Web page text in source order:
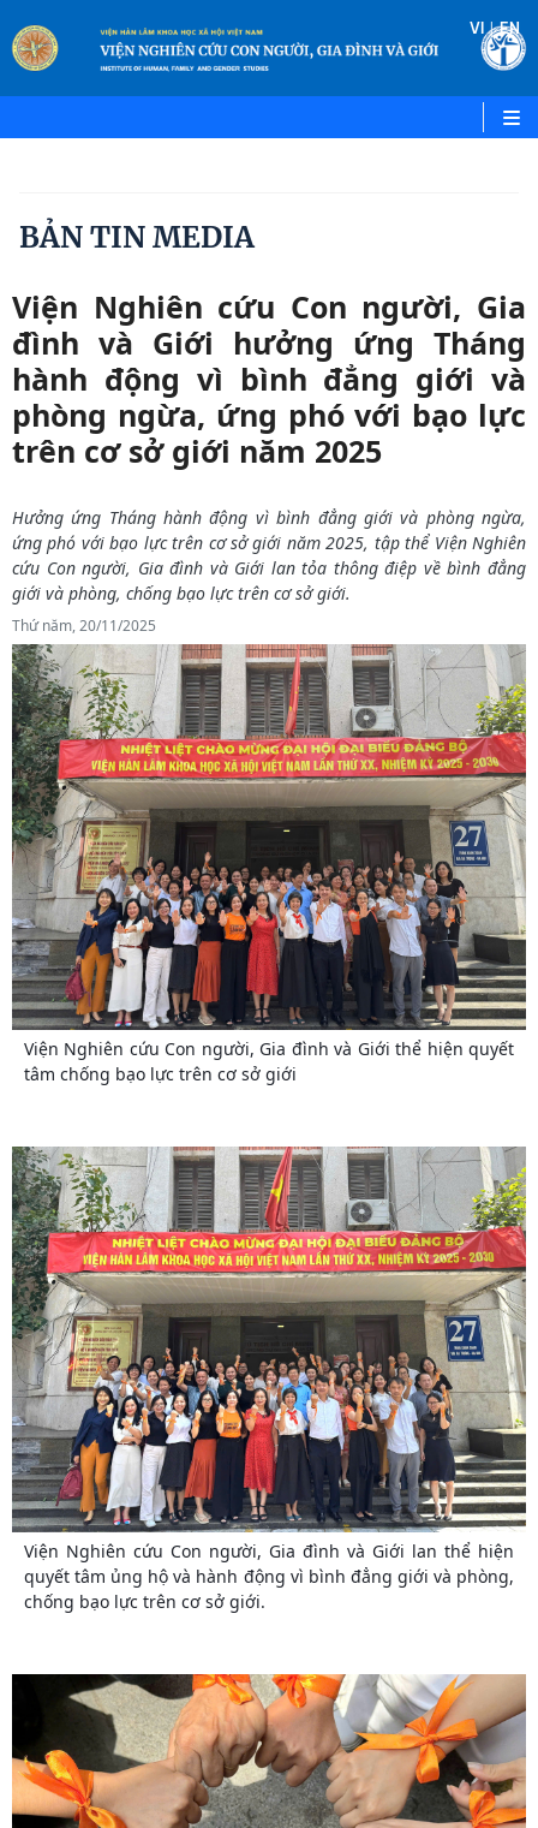
VI |EN
BẢN TIN MEDIA
Viện Nghiên cứu Con người, Gia
đình và Giới hưởng ứng Tháng
hành động vì bình đẳng giới và
phòng ngừa, ứng phó với bạo lực
trên cơ sở giới năm 2025
Hưởng ứng Tháng hành động vì bình đẳng giới và phòng ngừa,
ứng phó với bạo lực trên cơ sở giới năm 2025, tập thể Viện Nghiên
cứu Con người, Gia đình và Giới lan tỏa thông điệp về bình đẳng
giới và phòng, chống bạo lực trên cơ sở giới.
Thứ năm, 20/11/2025
Viện Nghiên cứu Con người, Gia đình và Giới thể hiện quyết
tâm chống bạo lực trên cơ sở giới
Viện Nghiên cứu Con người, Gia đình và Giới lan thể hiện
quyết tâm ủng hộ và hành động vì bình đẳng giới và phòng,
chống bạo lực trên cơ sở giới.